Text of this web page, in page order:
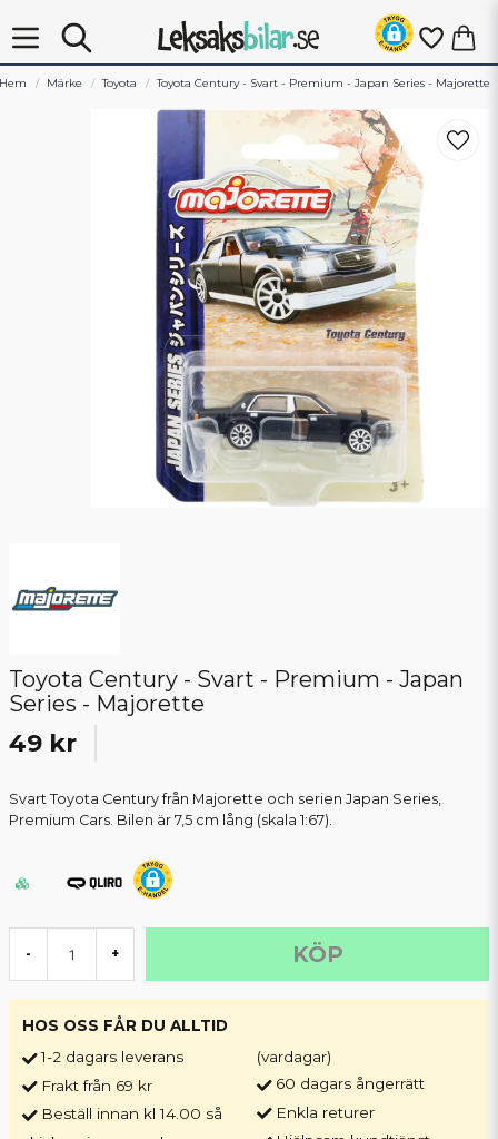
Hem Märke Toyota Toyota Century - Svart - Premium - Japan Series - Majorette
Toyota Century - Svart - Premium - Japan
Series - Majorette
49 kr
Svart Toyota Century från Majorette och serien Japan Series,
Premium Cars. Bilen är 7,5 cm lång (skala 1:67).
- + KÖP
HOS OSS FÅR DU ALLTID
1-2 dagars leverans
Frakt från 69 kr
Beställ innan kl 14.00 så
(vardagar)
60 dagars ångerrätt
Enkla returer